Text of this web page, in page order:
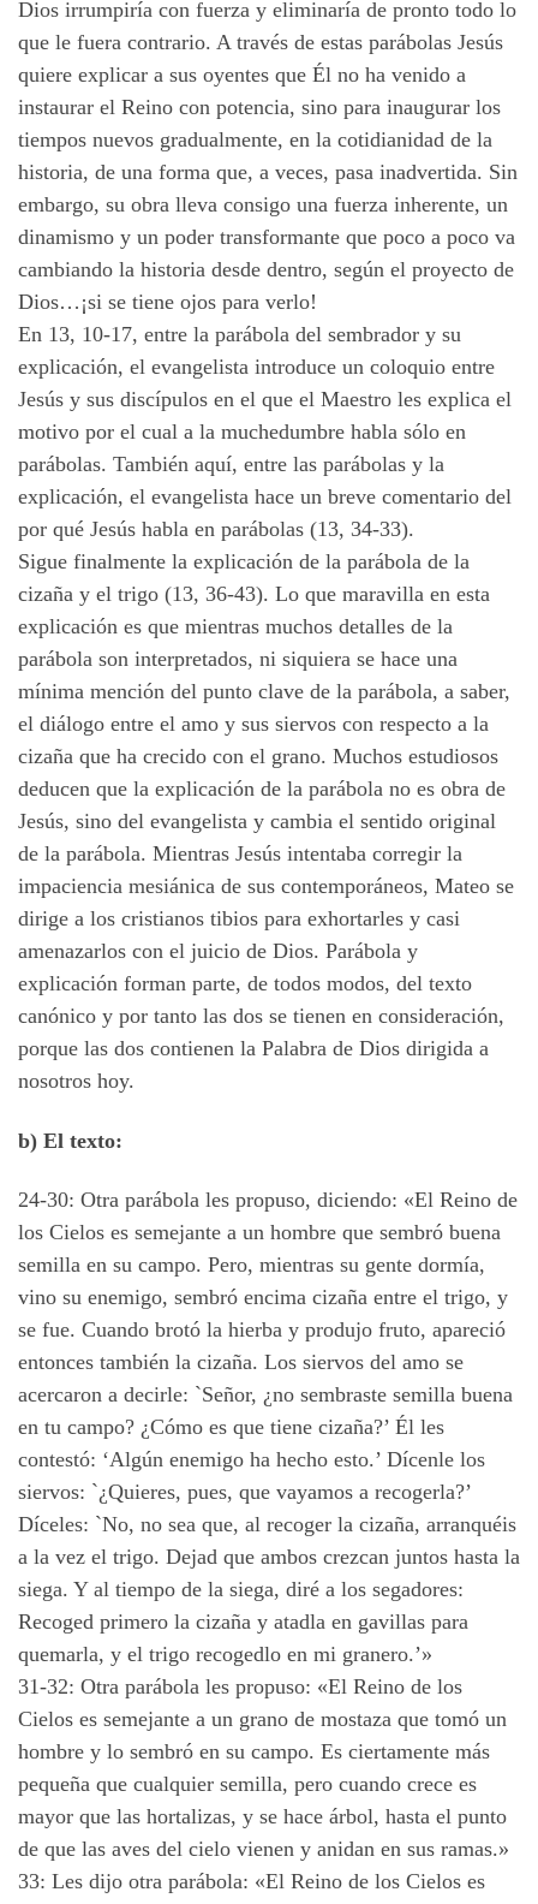
Dios irrumpiría con fuerza y eliminaría de pronto todo lo
que le fuera contrario. A través de estas parábolas Jesús
quiere explicar a sus oyentes que Él no ha venido a
instaurar el Reino con potencia, sino para inaugurar los
tiempos nuevos gradualmente, en la cotidianidad de la
historia, de una forma que, a veces, pasa inadvertida. Sin
embargo, su obra lleva consigo una fuerza inherente, un
dinamismo y un poder transformante que poco a poco va
cambiando la historia desde dentro, según el proyecto de
Dios…¡si se tiene ojos para verlo!
En 13, 10-17, entre la parábola del sembrador y su
explicación, el evangelista introduce un coloquio entre
Jesús y sus discípulos en el que el Maestro les explica el
motivo por el cual a la muchedumbre habla sólo en
parábolas. También aquí, entre las parábolas y la
explicación, el evangelista hace un breve comentario del
por qué Jesús habla en parábolas (13, 34-33).
Sigue finalmente la explicación de la parábola de la
cizaña y el trigo (13, 36-43). Lo que maravilla en esta
explicación es que mientras muchos detalles de la
parábola son interpretados, ni siquiera se hace una
mínima mención del punto clave de la parábola, a saber,
el diálogo entre el amo y sus siervos con respecto a la
cizaña que ha crecido con el grano. Muchos estudiosos
deducen que la explicación de la parábola no es obra de
Jesús, sino del evangelista y cambia el sentido original
de la parábola. Mientras Jesús intentaba corregir la
impaciencia mesiánica de sus contemporáneos, Mateo se
dirige a los cristianos tibios para exhortarles y casi
amenazarlos con el juicio de Dios. Parábola y
explicación forman parte, de todos modos, del texto
canónico y por tanto las dos se tienen en consideración,
porque las dos contienen la Palabra de Dios dirigida a
nosotros hoy.
b) El texto:
24-30: Otra parábola les propuso, diciendo: «El Reino de
los Cielos es semejante a un hombre que sembró buena
semilla en su campo. Pero, mientras su gente dormía,
vino su enemigo, sembró encima cizaña entre el trigo, y
se fue. Cuando brotó la hierba y produjo fruto, apareció
entonces también la cizaña. Los siervos del amo se
acercaron a decirle: `Señor, ¿no sembraste semilla buena
en tu campo? ¿Cómo es que tiene cizaña?’ Él les
contestó: ‘Algún enemigo ha hecho esto.’ Dícenle los
siervos: `¿Quieres, pues, que vayamos a recogerla?’
Díceles: `No, no sea que, al recoger la cizaña, arranquéis
a la vez el trigo. Dejad que ambos crezcan juntos hasta la
siega. Y al tiempo de la siega, diré a los segadores:
Recoged primero la cizaña y atadla en gavillas para
quemarla, y el trigo recogedlo en mi granero.’»
31-32: Otra parábola les propuso: «El Reino de los
Cielos es semejante a un grano de mostaza que tomó un
hombre y lo sembró en su campo. Es ciertamente más
pequeña que cualquier semilla, pero cuando crece es
mayor que las hortalizas, y se hace árbol, hasta el punto
de que las aves del cielo vienen y anidan en sus ramas.»
33: Les dijo otra parábola: «El Reino de los Cielos es